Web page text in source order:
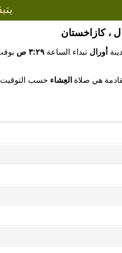
، كازاخستان
أورال تبداء الساعة٣:٢٩ ص
هي صلاةالعِشاء حسب